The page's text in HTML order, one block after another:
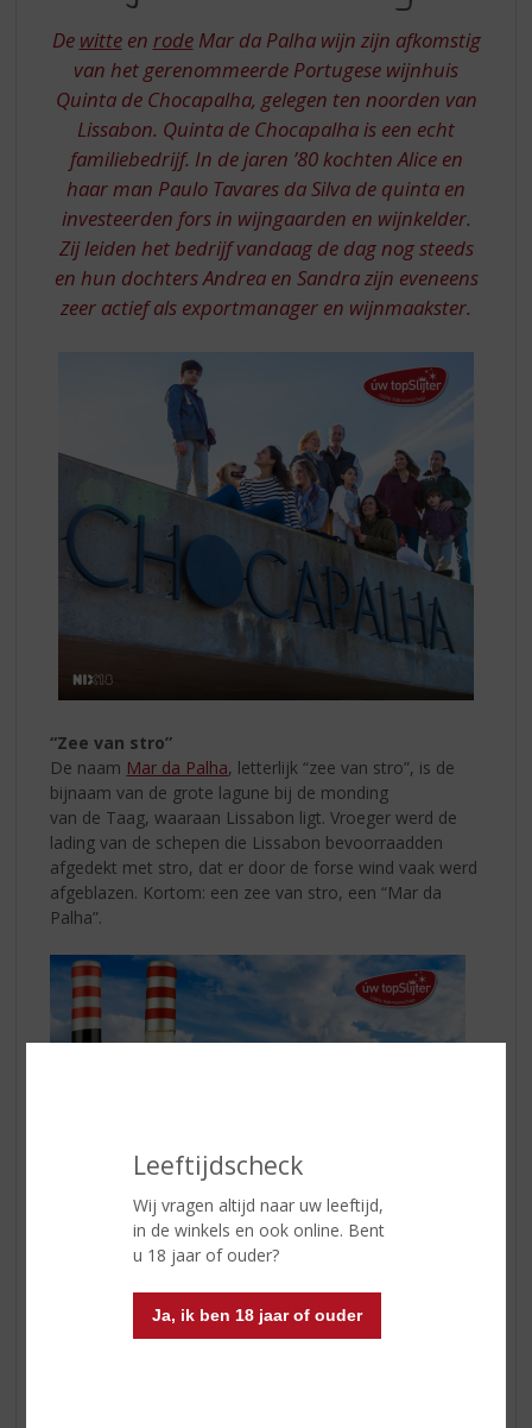
Leeftijdscheck
Wij vragen altijd naar uw leeftijd,
in de winkels en ook online. Bent
u 18 jaar of ouder?
Ja, ik ben 18 jaar of ouder
WIJNEN
UIT
PORTUGAL
De witteen rodeMar da Palha wijn zijn afkomstig
van het gerenommeerde Portugese wijnhuis
Quinta de Chocapalha, gelegen ten noorden van
Lissabon. Quinta de Chocapalha is een echt
familiebedrijf. In de jaren ’80 kochten Alice en
haar man Paulo Tavares da Silva de quinta en
investeerden fors in wijngaarden en wijnkelder.
Zij leiden het bedrijf vandaag de dag nog steeds
en hun dochters Andrea en Sandra zijn eveneens
zeer actief als exportmanager en wijnmaakster.
“Zee van stro”
De naam Mar da Palha, letterlijk “zee van stro”, is de
bijnaam van de grote lagune bij de monding
van de Taag, waaraan Lissabon ligt. Vroeger werd de
lading van de schepen die Lissabon bevoorraadden
afgedekt met stro, dat er door de forse wind vaak werd
afgeblazen. Kortom: een zee van stro, een “Mar da
Palha”.
enrodeMar de Palha zijn qua stijl de twee